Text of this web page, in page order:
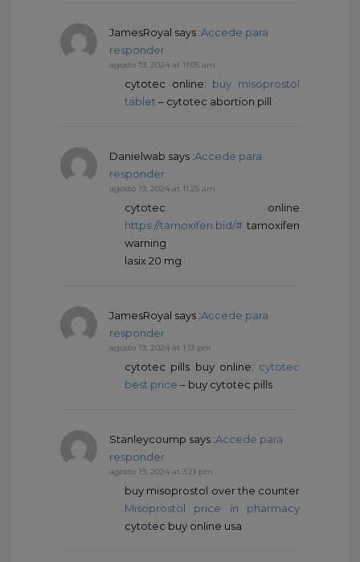
JamesRoyal says :Accede para
responder
agosto 19, 2024 at 11:05 am
cytotec online: buy misoprostol
tablet – cytotec abortion pill
Danielwab says :Accede para
responder
agosto 19, 2024 at 11:25 am
cytotec online
https://tamoxifen.bid/# tamoxifen
warning
lasix 20 mg
JamesRoyal says :Accede para
responder
agosto 19, 2024 at 1:13 pm
cytotec pills buy online: cytotec
best price – buy cytotec pills
Stanleycoump says :Accede para
responder
agosto 19, 2024 at 3:21 pm
buy misoprostol over the counter
Misoprostol price in pharmacy
cytotec buy online usa